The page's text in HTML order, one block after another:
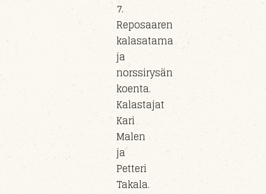
7.
Reposaaren
kalasatama
ja
norssirysän
koenta.
Kalastajat
Kari
Malen
ja
Petteri
Takala.